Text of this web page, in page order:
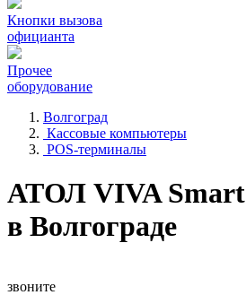
Кнопки вызова
официанта
Прочее
оборудование
Волгоград
Кассовые компьютеры
POS-терминалы
АТОЛ VIVA Smart
в Волгограде
звоните